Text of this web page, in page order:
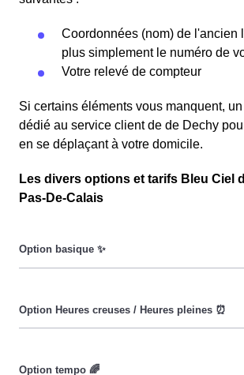
Coordonnées (nom) de l'ancien
plus simplement le numéro de
Votre relevé de compteur
Si certains éléments vous manquent,
dédié au service client de de Dechy
en se déplaçant à votre domicile.
Les divers options et tarifs Bleu Ciel
Pas-De-Calais
date, ni de l'heure, que ce soit en à
Dechy est réduit. ⚡